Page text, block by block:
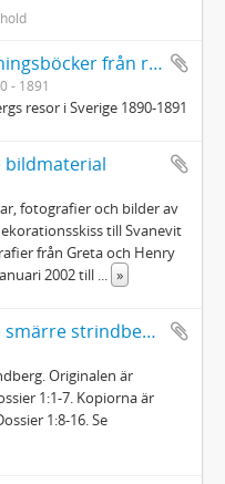
August Strindberg: Anteckningsböcker från resorna i Sverige
- 1891
resor i Sverige 1890-1891
bildmaterial
fotografier och bilder av
till Svanevit
från Greta och Henry
2002 till
»
August Strindberg: Diverse smärre strindbergsautografer
Originalen är
1:1-7. Kopiorna är
1:8-16. Se